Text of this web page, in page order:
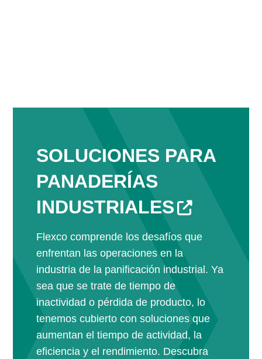
SOLUCIONES PARA
PANADERÍAS
INDUSTRIALES
Flexco comprende los desafíos que
enfrentan las operaciones en la
industria de la panificación industrial. Ya
sea que se trate de tiempo de
inactividad o pérdida de producto, lo
tenemos cubierto con soluciones que
aumentan el tiempo de actividad, la
eficiencia y el rendimiento. Descubra